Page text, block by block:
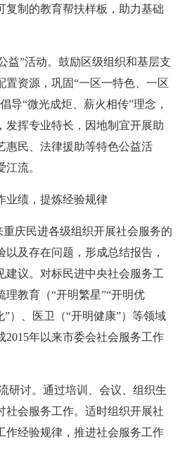
复制的教育帮扶样板，助力基础
益”活动。鼓励区级组织和基层支
置资源，巩固“一区一特色、一区
导“微光成炬、薪火相传”理念，
发挥专业特长，因地制宜开展助
惠民、法律援助等特色公益活
流。
业绩，提炼经验规律
庆民进各级组织开展社会服务的
及存在问题，形成总结报告，
建议。对标民进中央社会服务工
教育（“开明繁星”“开明优
）、医卫（“开明健康”）等领域
2015年以来市委会社会服务工作
研讨。通过培训、会议、组织生
社会服务工作。适时组织开展社
作经验规律，推进社会服务工作